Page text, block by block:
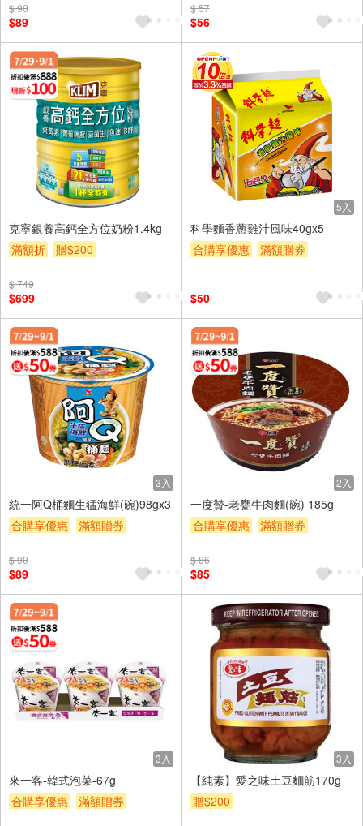
$ 90
$89
$ 57
$56
克寧銀養高鈣全方位奶粉1.4kg
滿額折
贈$200
$ 749
$699
5入
科學麵香蔥雞汁風味40gx5
合購享優惠
滿額贈券
$50
3入
統一阿Q桶麵生猛海鮮(碗)98gx3
合購享優惠
滿額贈券
$ 90
$89
2入
一度贊-老甕牛肉麵(碗) 185g
合購享優惠
滿額贈券
$ 86
$85
3入
來一客-韓式泡菜-67g
合購享優惠
滿額贈券
3入
【純素】愛之味土豆麵筋170g
贈$200